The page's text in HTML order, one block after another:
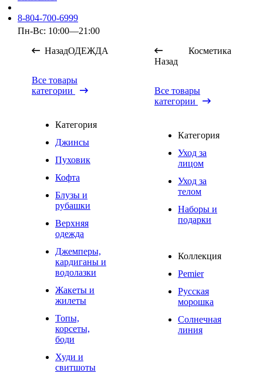
8-804-700-6999
Пн-Вс: 10:00—21:00
НазадОДЕЖДА
Все товары
категории
Категория
Джинсы
Пуховик
Кофта
Блузы и
рубашки
Верхняя
одежда
Джемперы,
кардиганы и
водолазки
Жакеты и
жилеты
Топы,
корсеты,
боди
Худи и
свитшоты
Назад
Косметика
Все товары
категории
Категория
Уход за
лицом
Уход за
телом
Наборы и
подарки
Коллекция
Pemier
Русская
морошка
Солнечная
линия